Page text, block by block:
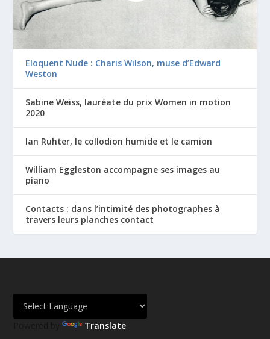
Eloquent Nude : Charis Wilson, muse d’Edward
Weston
Sabine Weiss, lauréate du prix Women in motion
2020
Ian Ruhter, le collodion humide et le camion
William Eggleston accompagne ses images au
piano
Contacts : dans l’intimité des photographes à
travers leurs planches contact
Powered by Translate